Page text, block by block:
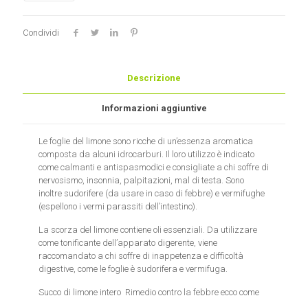
Condividi
Descrizione
Informazioni aggiuntive
Le foglie del limone sono ricche di un’essenza aromatica
composta da alcuni idrocarburi. Il loro utilizzo è indicato
come calmanti e antispasmodici e consigliate a chi soffre di
nervosismo, insonnia, palpitazioni, mal di testa. Sono
inoltre sudorifere (da usare in caso di febbre) e vermifughe
(espellono i vermi parassiti dell’intestino).
La scorza del limone contiene oli essenziali. Da utilizzare
come tonificante dell’apparato digerente, viene
raccomandato a chi soffre di inappetenza e difficoltà
digestive, come le foglie è sudorifera e vermifuga.
Succo di limone intero Rimedio contro la febbre ecco come